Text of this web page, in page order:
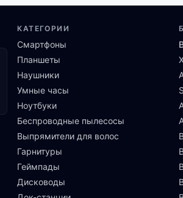
КАТЕГОРИИ
Смартфоны
Планшеты
Наушники
Умные часы
Ноутбуки
Беспроводные пылесосы
Выпрямители для волос
Гарнитуры
Геймпады
Дисководы